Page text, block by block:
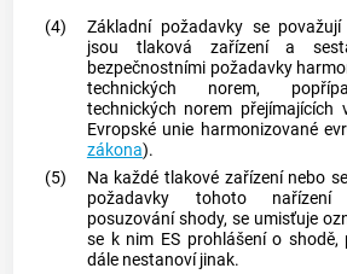
(4)
Základní požadavky se
jsou tlaková zařízení a
bezpečnostními požadavky
technických norem,
technických norem přejímajících
Evropské unie harmonizované
zákona).
(5)
Na každé tlakové zařízení nebo
požadavky tohoto
posuzování shody, se umisťuje
se k nim ES prohlášení o
dále nestanoví jinak.